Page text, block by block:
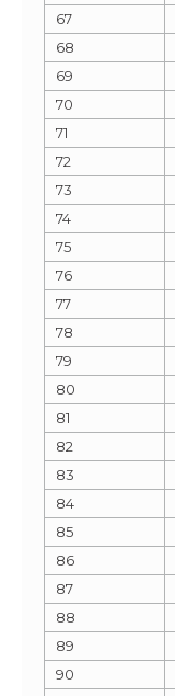
67
68
69
70
71
72
73
74
75
76
77
78
79
80
81
82
83
84
85
86
87
88
89
90